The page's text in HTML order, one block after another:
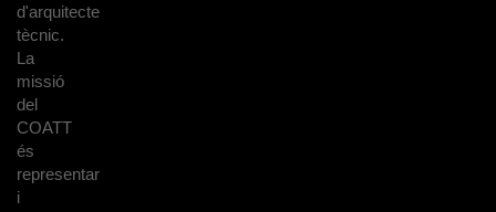
d'arquitecte
tècnic.
La
missió
del
COATT
és
representar
i